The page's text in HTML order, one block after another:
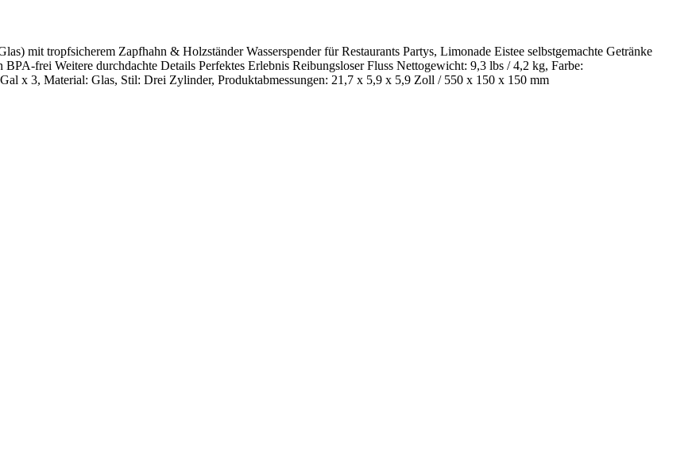
mit tropfsicherem Zapfhahn & Holzständer Wasserspender für Restaurants Partys, Limonade Eistee selbstgemachte Getränke
frei Weitere durchdachte Details Perfektes Erlebnis Reibungsloser Fluss Nettogewicht: 9,3 lbs / 4,2 kg, Farbe:
x 3, Material: Glas, Stil: Drei Zylinder, Produktabmessungen: 21,7 x 5,9 x 5,9 Zoll / 550 x 150 x 150 mm